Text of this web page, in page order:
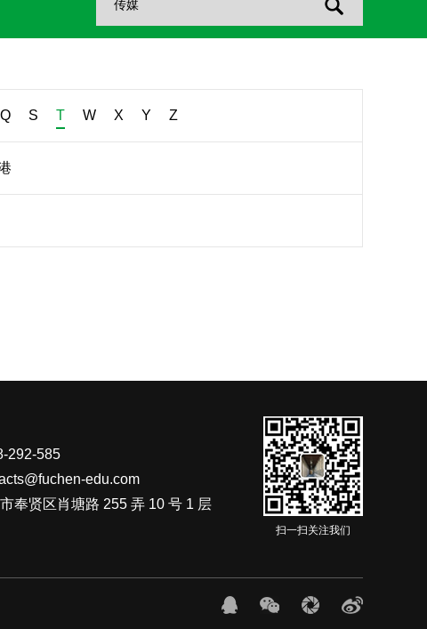
Q S T W X Y Z
292-585
edu.com
奉贤区肖塘路 255 弄 10 号 1 层
扫一扫关注我们